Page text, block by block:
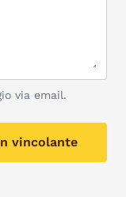
via email.
vincolante